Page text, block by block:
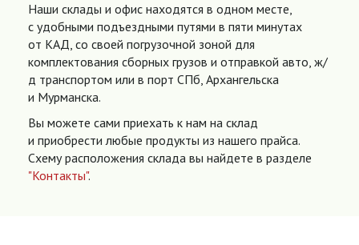
Наши склады и офис находятся в одном месте,
с удобными подъездными путями в пяти минутах
от КАД, со своей погрузочной зоной для
комплектования сборных грузов и отправкой авто, ж/
д транспортом или в порт СПб, Архангельска
и Мурманска.
Вы можете сами приехать к нам на склад
и приобрести любые продукты из нашего прайса.
Схему расположения склада вы найдете в разделе
"Контакты".